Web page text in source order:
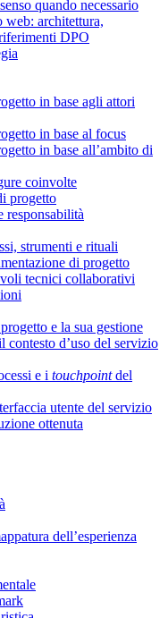
quando necessario
web: architettura,
DPO
in base agli attori
in base al focus
in base all’ambito di
coinvolte
progetto
strumenti e rituali
di progetto
tecnici collaborativi
e la sua gestione
contesto d’uso del servizio
e i touchpointdel
utente del servizio
ottenuta
dell’esperienza